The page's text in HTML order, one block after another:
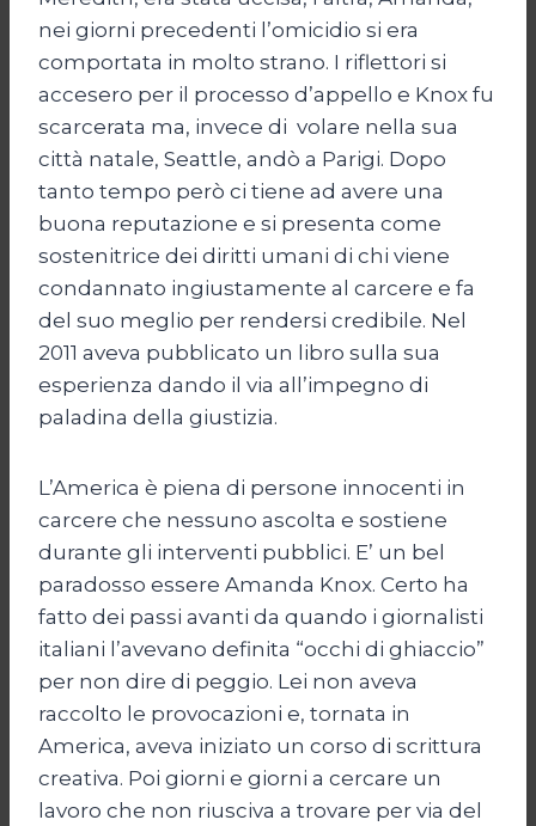
nei giorni precedenti l’omicidio si era
comportata in molto strano. I riflettori si
accesero per il processo d’appello e Knox fu
scarcerata ma, invece di volare nella sua
città natale, Seattle, andò a Parigi. Dopo
tanto tempo però ci tiene ad avere una
buona reputazione e si presenta come
sostenitrice dei diritti umani di chi viene
condannato ingiustamente al carcere e fa
del suo meglio per rendersi credibile. Nel
2011 aveva pubblicato un libro sulla sua
esperienza dando il via all’impegno di
paladina della giustizia.
L’America è piena di persone innocenti in
carcere che nessuno ascolta e sostiene
durante gli interventi pubblici. E’ un bel
paradosso essere Amanda Knox. Certo ha
fatto dei passi avanti da quando i giornalisti
italiani l’avevano definita “occhi di ghiaccio”
per non dire di peggio. Lei non aveva
raccolto le provocazioni e, tornata in
America, aveva iniziato un corso di scrittura
creativa. Poi giorni e giorni a cercare un
lavoro che non riusciva a trovare per via del